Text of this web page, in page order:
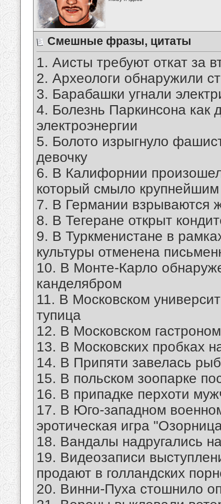
Смешные фразы, цитаты
1. Аисты требуют откат за
2. Археологи обнаружили
3. Барабашки угнали
4. Болезнь Паркинсона как
электроэнергии
5. Болото изрыгнуло
девочку
6. В Калифорнии
который смыло
7. В Германии взрываются
8. В Тегеране открыт
9. В Туркменистане в
культуры отменена
10. В Монте-Карло
канделябром
11. В Московском
тупица
12. В Московском
13. В Московских пробках
14. В Припяти завелась
15. В польском зоопарке
16. В припадке перхоти
17. В Юго-западном
эротическая игра
18. Вандалы надругались
19. Видеозаписи
продают в голландских
20. Винни-Пуха стошнило